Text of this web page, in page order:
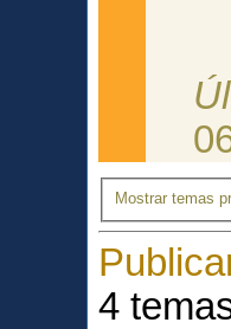
Mostrar temas
4